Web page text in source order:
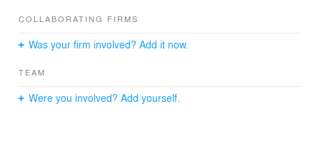
محل پروژه : گجیتکاله، قبرس
معمار: دانیال قاسمی @ghasemi.dl ، پروانه روحانی
سیما اسدی - نگار یعقوبیان - محمدرضا کیوان - پروانه قیاسی -
COLLABORATING FIRMS
Was your firm involved? Add it now.
TEAM
Were you involved? Add yourself.